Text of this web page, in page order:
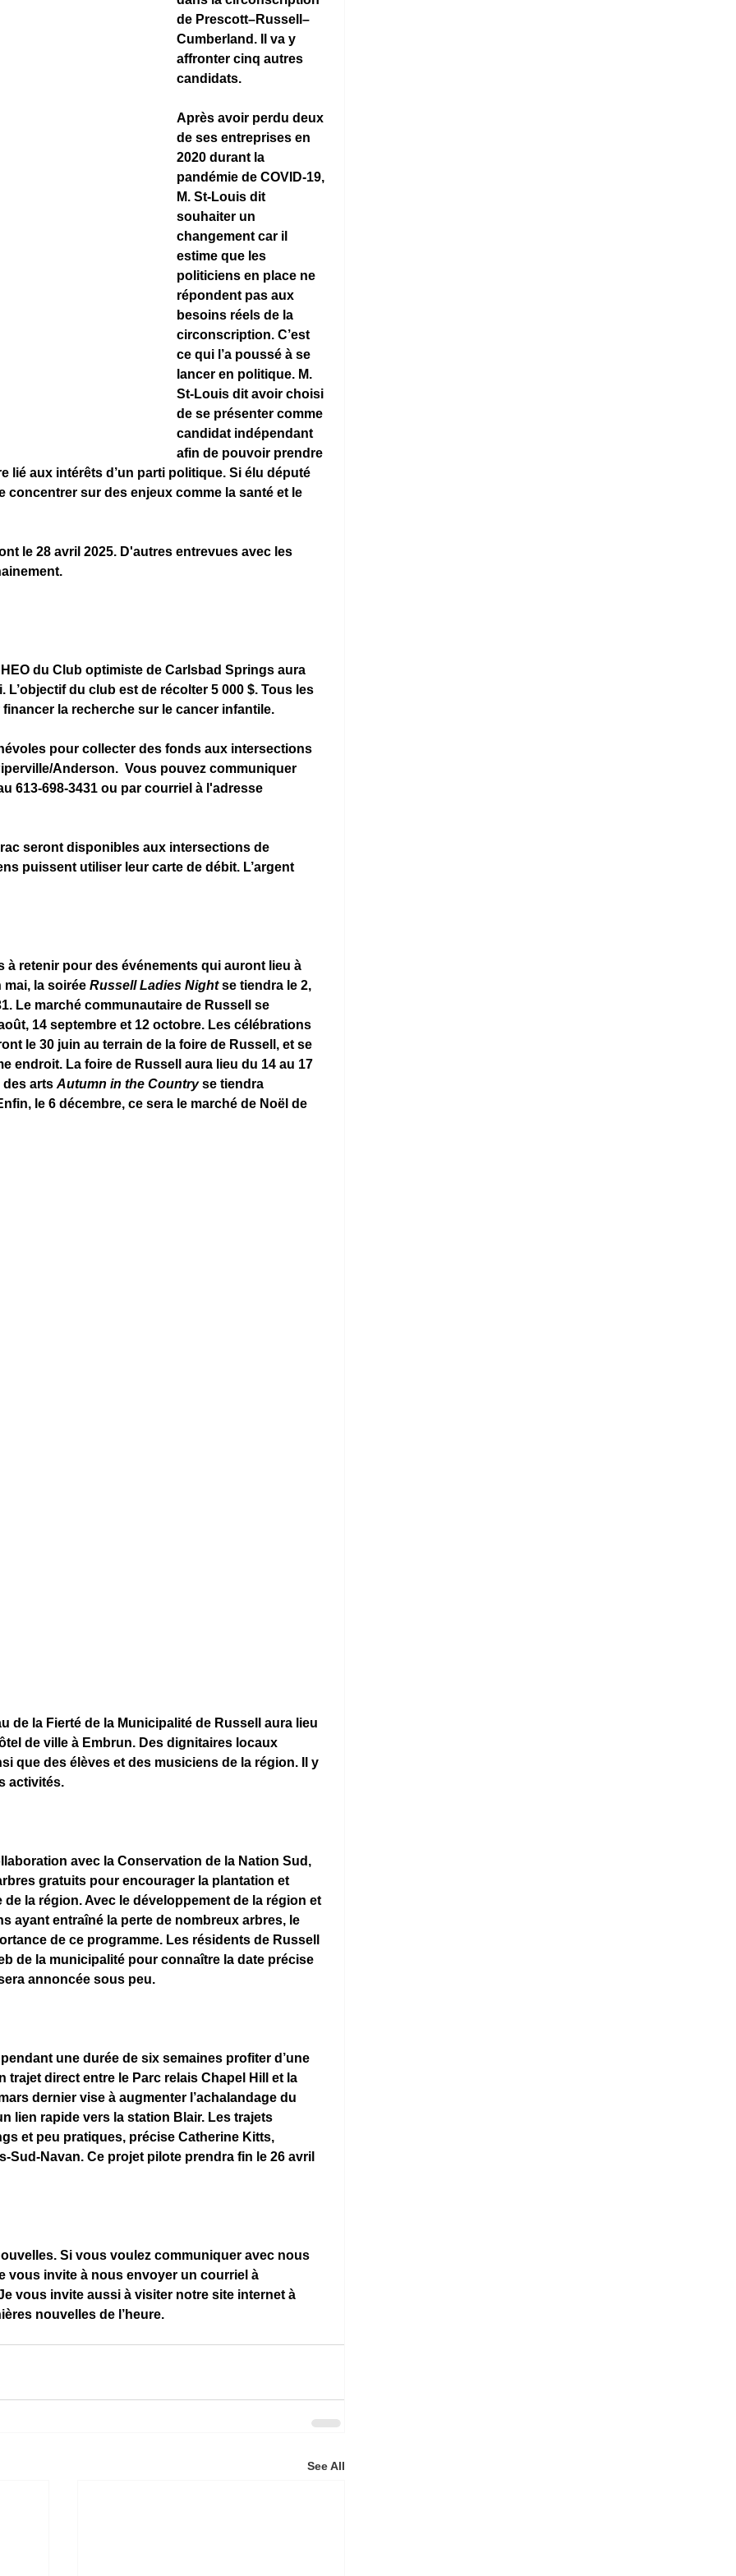
de Prescott–Russell–
Cumberland. Il va y
affronter cinq autres
candidats.
Après avoir perdu deux
de ses entreprises en
2020 durant la
pandémie de COVID-19,
M. St-Louis dit
souhaiter un
changement car il
estime que les
politiciens en place ne
répondent pas aux
besoins réels de la
circonscription. C’est
ce qui l’a poussé à se
lancer en politique. M.
St-Louis dit avoir choisi
de se présenter comme
candidat indépendant
afin de pouvoir prendre
lié aux intérêts d’un parti politique. Si élu député
concentrer sur des enjeux comme la santé et le
le 28 avril 2025. D'autres entrevues avec les
du Club optimiste de Carlsbad Springs aura
L’objectif du club est de récolter 5 000 $. Tous les
la recherche sur le cancer infantile.
pour collecter des fonds aux intersections
Anderson.  Vous pouvez communiquer
613-698-3431 ou par courriel à l'adresse
seront disponibles aux intersections de
puissent utiliser leur carte de débit. L’argent
à retenir pour des événements qui auront lieu à
mai, la soirée Russell Ladies Night se tiendra le 2,
Le marché communautaire de Russell se
14 septembre et 12 octobre. Les célébrations
le 30 juin au terrain de la foire de Russell, et se
endroit. La foire de Russell aura lieu du 14 au 17
des arts Autumn in the Country se tiendra
le 6 décembre, ce sera le marché de Noël de
de la Fierté de la Municipalité de Russell aura lieu
de ville à Embrun. Des dignitaires locaux
que des élèves et des musiciens de la région. Il y
activités.
avec la Conservation de la Nation Sud,
gratuits pour encourager la plantation et
la région. Avec le développement de la région et
ayant entraîné la perte de nombreux arbres, le
de ce programme. Les résidents de Russell
de la municipalité pour connaître la date précise
annoncée sous peu.
une durée de six semaines profiter d’une
trajet direct entre le Parc relais Chapel Hill et la
dernier vise à augmenter l’achalandage du
lien rapide vers la station Blair. Les trajets
et peu pratiques, précise Catherine Kitts,
Sud-Navan. Ce projet pilote prendra fin le 26 avril
Si vous voulez communiquer avec nous
vous invite à nous envoyer un courriel à
vous invite aussi à visiter notre site internet à
nouvelles de l’heure.
See All